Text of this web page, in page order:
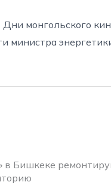
монгольского
министра
в Бишкеке